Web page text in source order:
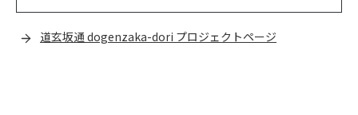
道玄坂通 dogenzaka-dori プロジェクトページ